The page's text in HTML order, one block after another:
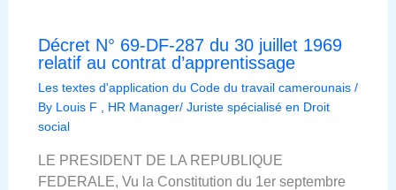
Décret N° 69-DF-287 du 30 juillet 1969
relatif au contrat d’apprentissage
Les textes d'application du Code du travail camerounais/
By Louis F , HR Manager/ Juriste spécialisé en Droit
social
LE PRESIDENT DE LA REPUBLIQUE
FEDERALE, Vu la Constitution du 1er septembre